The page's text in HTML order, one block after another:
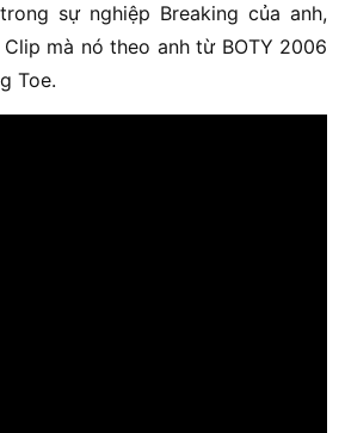
sự nghiệp Breaking của anh,
mà nó theo anh từ BOTY 2006
Toe.